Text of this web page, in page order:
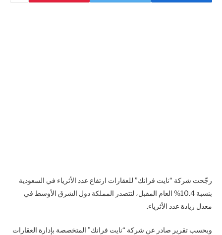
رجّحت شركة “نايت فرانك” للعقارات ارتفاع عدد الأثرياء في السعودية
بنسبة 10.4% العام المقبل، لتتصدر المملكة دول الشرق الأوسط في
معدل زيادة عدد الأثرياء.
وبحسب تقرير صادر عن شركة “نايت فرانك” المتخصصة بإدارة العقارات